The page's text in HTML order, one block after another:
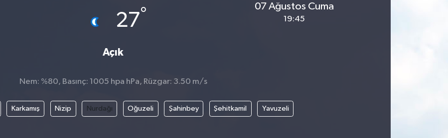
27°
Açık
07 Ağustos Cuma
19:45
Nem: %80, Basınç: 1005 hpa hPa, Rüzgar: 3.50 m/s
Karkamış Nizip Nurdağı Oğuzeli Şahinbey Şehitkamil Yavuzeli